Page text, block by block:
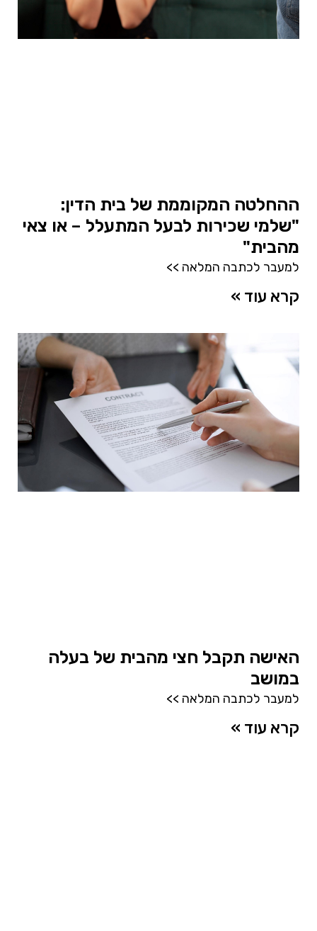
ההחלטה המקוממת של בית הדין:
"שלמי שכירות לבעל המתעלל – או צאי
מהבית"
למעבר לכתבה המלאה >>
קרא עוד »
האישה תקבל חצי מהבית של בעלה
במושב
למעבר לכתבה המלאה >>
קרא עוד »